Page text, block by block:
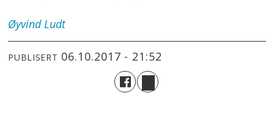
Øyvind Ludt
PUBLISERT 06.10.2017 - 21:52